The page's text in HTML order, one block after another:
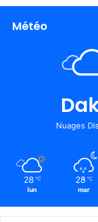
Météo
Nuages
28 ℃
lun
28 ℃
mar